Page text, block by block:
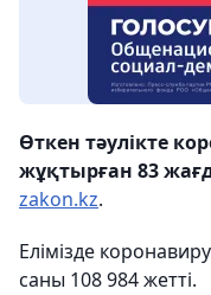
Өткен тәулікте
жұқтырған 83
zakon.kz.
Елімізде
саны 108 984 жетті.